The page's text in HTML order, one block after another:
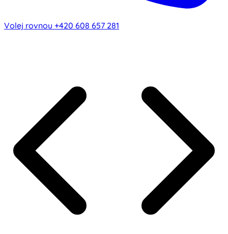
Volej rovnou +420 608 657 281